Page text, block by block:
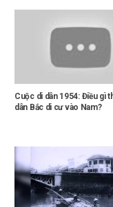
Cuộc di dân 1954: Điều gì
dân Bắc di cư vào Nam?